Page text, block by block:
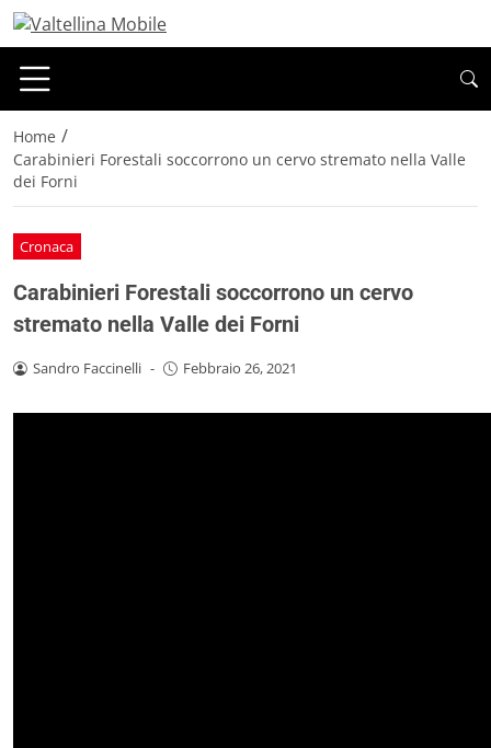
Home /
Carabinieri Forestali soccorrono un cervo stremato nella Valle
dei Forni
Cronaca
Carabinieri Forestali soccorrono un cervo
stremato nella Valle dei Forni
Sandro Faccinelli - Febbraio 26, 2021